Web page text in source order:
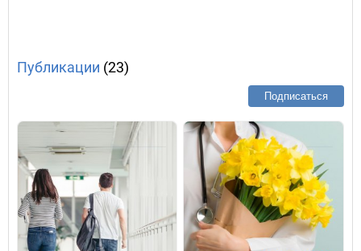
Публикации (23)
Подписаться